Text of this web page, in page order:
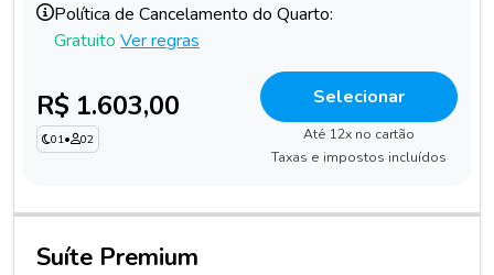
Política de Cancelamento do Quarto:
Gratuito Ver regras
R$ 1.603,00
01• 02
Selecionar
Até 12x no cartão
Taxas e impostos incluídos
Suíte Premium